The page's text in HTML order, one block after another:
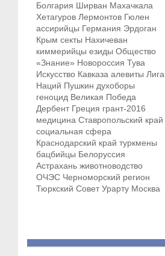
Болгария Ширван Махачкала
Хетагуров Лермонтов Гюлен
ассирийцы Германия Эрдоган
Крым секты Нахичеван
киммерийцы езиды Общество
«Знание» Новороссия Тува
Искусство Кавказа алевиты Лига
Наций Пушкин духоборы
геноцид Великая Победа
Дербент Греция грант-2016
медицина Ставропольский край
социальная сфера
Краснодарский край туркмены
бацбийцы Белоруссия
Астрахань животноводство
ОЧЭС Черноморский регион
Тюркский Совет Урарту Москва